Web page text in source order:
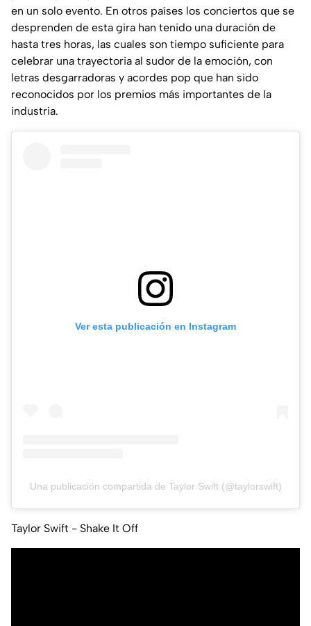
en un solo evento. En otros países los conciertos que se
desprenden de esta gira han tenido una duración de
hasta tres horas, las cuales son tiempo suficiente para
celebrar una trayectoria al sudor de la emoción, con
letras desgarradoras y acordes pop que han sido
reconocidos por los premios más importantes de la
industria.
Ver esta publicación en Instagram
Una publicación compartida de Taylor Swift (@taylorswift)
Taylor Swift - Shake It Off